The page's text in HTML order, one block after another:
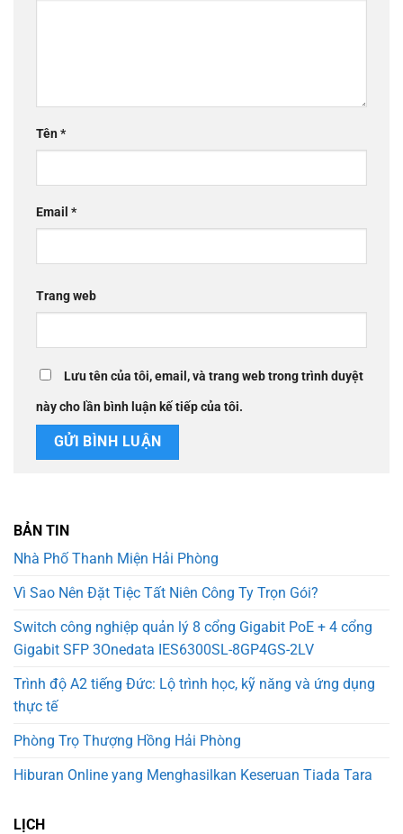
Tên*
Email *
Trang web
Lưu tên của tôi, email, và trang web trong trình duyệt
này cho lần bình luận kế tiếp của tôi.
BẢN TIN
Nhà Phố Thanh Miện Hải Phòng
Vì Sao Nên Đặt Tiệc Tất Niên Công Ty Trọn Gói?
Switch công nghiệp quản lý 8 cổng Gigabit PoE + 4 cổng
Gigabit SFP 3Onedata IES6300SL-8GP4GS-2LV
Trình độ A2 tiếng Đức: Lộ trình học, kỹ năng và ứng dụng
thực tế
Phòng Trọ Thượng Hồng Hải Phòng
Hiburan Online yang Menghasilkan Keseruan Tiada Tara
LỊCH